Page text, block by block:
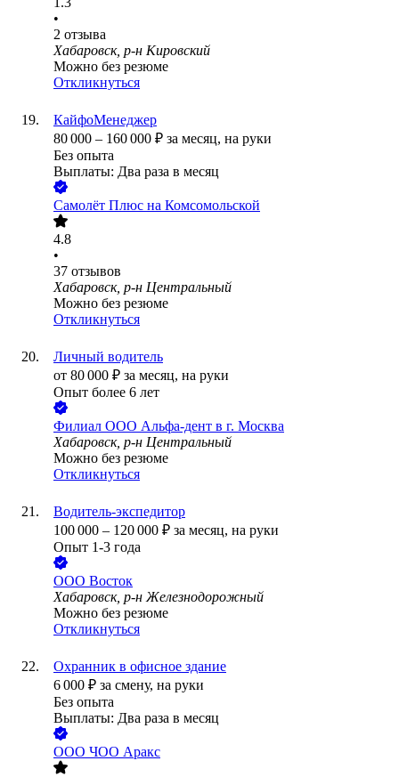
•
2 отзыва
Хабаровск, р-н Кировский
Можно без резюме
Откликнуться
КайфоМенеджер
80 000 – 160 000 ₽ за месяц, на руки
Без опыта
Выплаты: Два раза в месяц
Самолёт Плюс на Комсомольской
4.8
•
37 отзывов
Хабаровск, р-н Центральный
Можно без резюме
Откликнуться
Личный водитель
от 80 000 ₽ за месяц, на руки
Опыт более 6 лет
Филиал ООО Альфа-дент в г. Москва
Хабаровск, р-н Центральный
Можно без резюме
Откликнуться
Водитель-экспедитор
100 000 – 120 000 ₽ за месяц, на руки
Опыт 1-3 года
ООО Восток
Хабаровск, р-н Железнодорожный
Можно без резюме
Откликнуться
Охранник в офисное здание
6 000 ₽ за смену, на руки
Без опыта
Выплаты: Два раза в месяц
ООО ЧОО Аракс